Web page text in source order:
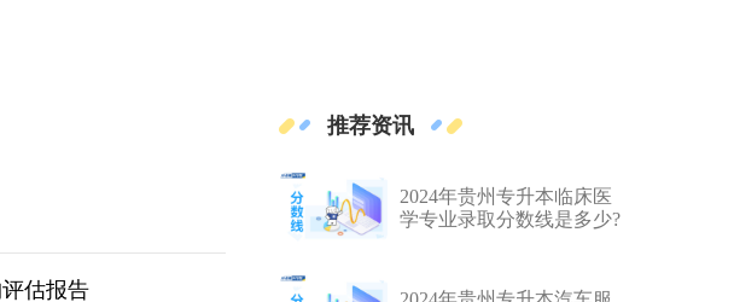
估报告
推荐资讯
2024年贵州专升本临床医
学专业录取分数线是多少?